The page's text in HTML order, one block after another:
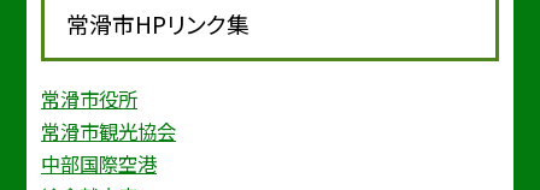
常滑市HPリンク集
常滑市役所
常滑市観光協会
中部国際空港